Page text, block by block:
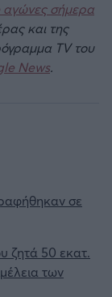
αγώνες σήμερα
και της
TV του
News.
σε
ζητά 50 εκατ.
των